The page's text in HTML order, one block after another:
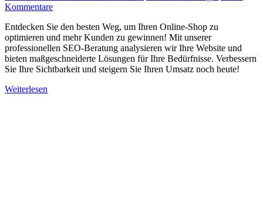
Kommentare
Entdecken Sie den besten Weg, um Ihren Online-Shop zu
optimieren und mehr Kunden zu gewinnen! Mit unserer
professionellen SEO-Beratung analysieren wir Ihre Website und
bieten maßgeschneiderte Lösungen für Ihre Bedürfnisse. Verbessern
Sie Ihre Sichtbarkeit und steigern Sie Ihren Umsatz noch heute!
Weiterlesen